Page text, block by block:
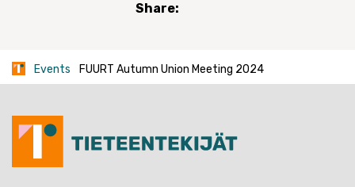
Share:
Events FUURT Autumn Union Meeting 2024